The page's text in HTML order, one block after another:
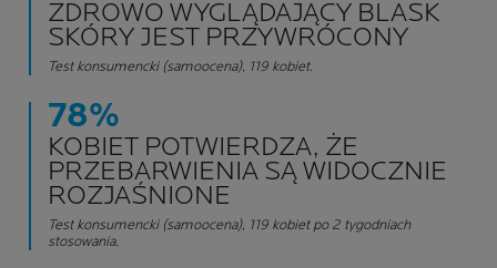
ZDROWO WYGLĄDAJĄCY BLASK
SKÓRY JEST PRZYWRÓCONY
Test konsumencki (samoocena), 119 kobiet.
78%
KOBIET POTWIERDZA, ŻE
PRZEBARWIENIA SĄ WIDOCZNIE
ROZJAŚNIONE
Test konsumencki (samoocena), 119 kobiet po 2 tygodniach
stosowania.